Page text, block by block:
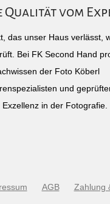
Qualität vom
das unser Haus verlässt,
Bei FK Second Hand
der Foto Köberl
und
in der Fotografie.
AGB Zahlung